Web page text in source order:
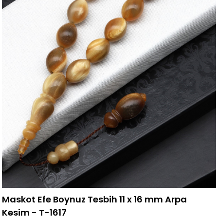
Maskot Efe Boynuz Tesbih 11 x 16 mm Arpa
Kesim - T-1617